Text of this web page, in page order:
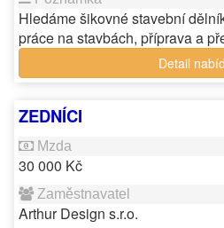
Hledáme šikovné stavební
práce na stavbách, příprava a
Detail
ZEDNÍCI
30 000 Kč
Arthur Design s.r.o.